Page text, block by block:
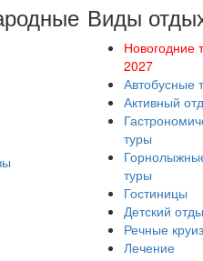
Виды
Новогодние
2027
Автобусные
Активный
туры
туры
Гостиницы
Детский
Речные
Лечение